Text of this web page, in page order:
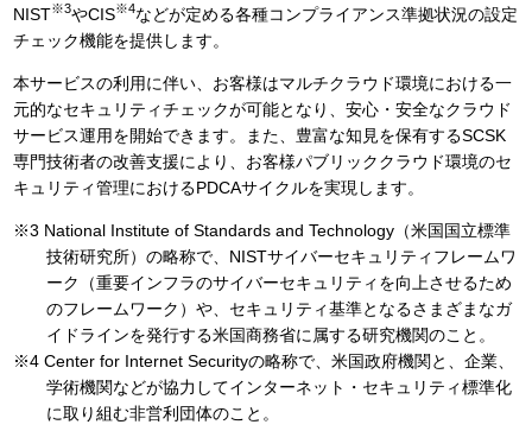
NIST※3やCIS※4などが定める各種コンプライアンス準拠状況の設定
チェック機能を提供します。
本サービスの利用に伴い、お客様はマルチクラウド環境における一
元的なセキュリティチェックが可能となり、安心・安全なクラウド
サービス運用を開始できます。また、豊富な知見を保有するSCSK
専門技術者の改善支援により、お客様パブリッククラウド環境のセ
キュリティ管理におけるPDCAサイクルを実現します。
※3 National Institute of Standards and Technology（米国国立標準
技術研究所）の略称で、NISTサイバーセキュリティフレームワ
ーク（重要インフラのサイバーセキュリティを向上させるため
のフレームワーク）や、セキュリティ基準となるさまざまなガ
イドラインを発行する米国商務省に属する研究機関のこと。
※4 Center for Internet Securityの略称で、米国政府機関と、企業、
学術機関などが協力してインターネット・セキュリティ標準化
に取り組む非営利団体のこと。